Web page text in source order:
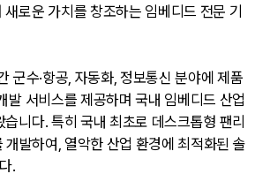
로운 가치를 창조하는 임베디드 전문 기
군수·항공, 자동화, 정보통신 분야에 제품
발 서비스를 제공하며 국내 임베디드 산업
니다. 특히 국내 최초로 데스크톱형 팬리
발하여, 열악한 산업 환경에 최적화된 솔
.